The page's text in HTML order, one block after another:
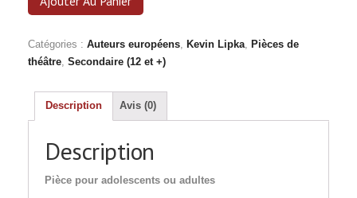
format
Catégories : Auteurs européens Kevin Lipka
Pièces de
théâtre Secondaire (12 et +)
Description Avis (0)
Description
Pièce pour adolescents ou adultes